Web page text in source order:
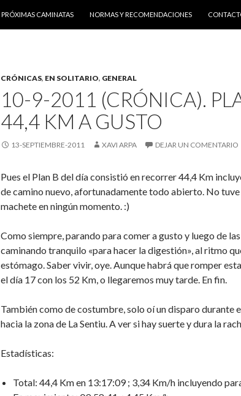
PRÓXIMAS CAMINATAS NORMAS Y RECOMENDACIONES
CRÓNICAS, EN SOLITARIO, GENERAL
10-9-2011 (CRÓNICA).
44,4 KM A GUSTO
13-SEPTIEMBRE-2011 XAVI ARPA DEJAR UN COMENTARIO
Pues el Plan B del día consistió en recorrer 44,4 Km
de camino nuevo, afortunadamente todo abierto. No tuve
machete en ningún momento. :)
Como siempre, parando para comer a gusto y luego de
caminando tranquilo «para hacer la digestión», al ritmo
estómago. Saber vivir, oye. Aunque habrá que romper
el día 17 con los 52 Km, o llegaremos muy tarde. En fin.
También como de costumbre, solo oí un disparo durante
hacia la zona de La Sentiu. A ver si hay suerte y dura la
Estadísticas:
Total: 44,4 Km en 13:17:09 ; 3,34 Km/h incluyendo